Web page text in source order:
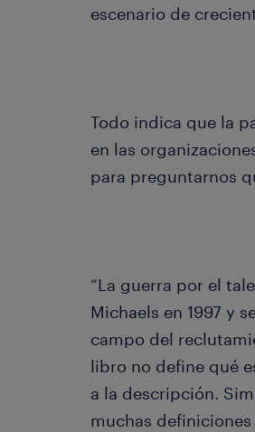
escenario de
Todo indica que la
en las
para preguntarnos
“La guerra por el
Michaels en 1997 y
campo del
libro no define qué
a la descripción.
muchas